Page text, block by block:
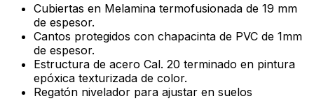
Cubiertas en Melamina termofusionada de 19 mm
de espesor.
Cantos protegidos con chapacinta de PVC de 1mm
de espesor.
Estructura de acero Cal. 20 terminado en pintura
epóxica texturizada de color.
Regatón nivelador para ajustar en suelos